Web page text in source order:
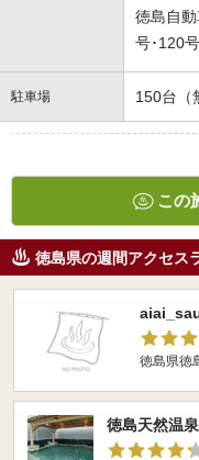
徳島自
号･120
駐車場 150台（
この
徳島県の週間アクセス
徳島県徳
徳島天然温